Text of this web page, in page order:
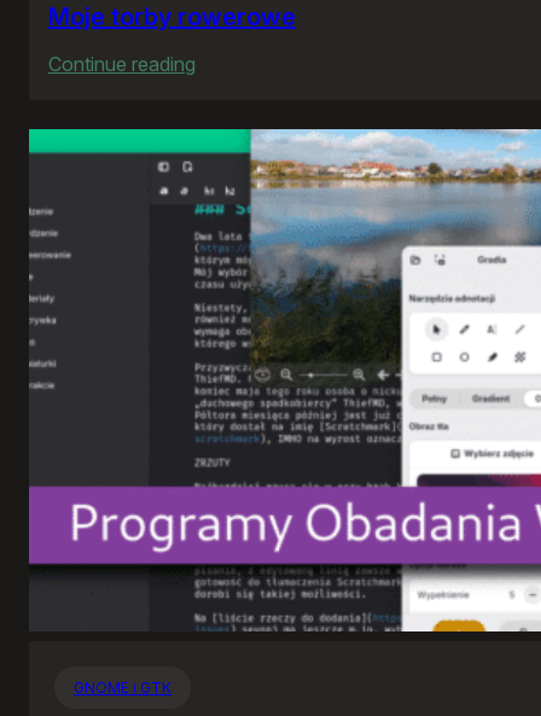
Moje torby rowerowe
Continue reading
torby
rowerowe
GNOME i GTK